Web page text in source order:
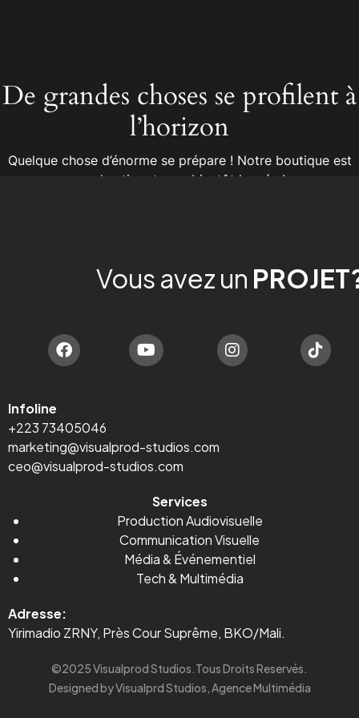
De grandes choses se profilent à
l’horizon
Quelque chose d’énorme se prépare ! Notre boutique est
en chantier et sera bientôt lancée !
Vous avez un
Infoline
+223 73405046
marketing@visualprod-studios.com
ceo@visualprod-studios.com
Services
Production Audiovisuelle
Communication Visuelle
Média& Événementiel
Tech & Multimédia
Adresse:
Yirimadio ZRNY, Près Cour Suprême, BKO/Mali.
©2025 Visualprod Studios.Tous Droits Reservés.
Designed by Visualprd Studios, Agence Multimédia